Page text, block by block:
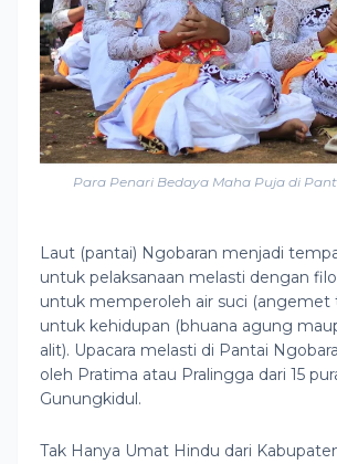
Para Penari Bedaya Maha Puja di
Laut (pantai) Ngobaran menjadi
untuk pelaksanaan melasti dengan
untuk memperoleh air suci (angemet
untuk kehidupan (bhuana agung
alit). Upacara melasti di Pantai
oleh Pratima atau Pralingga dari 15
Gunungkidul.
Tak Hanya Umat Hindu dari